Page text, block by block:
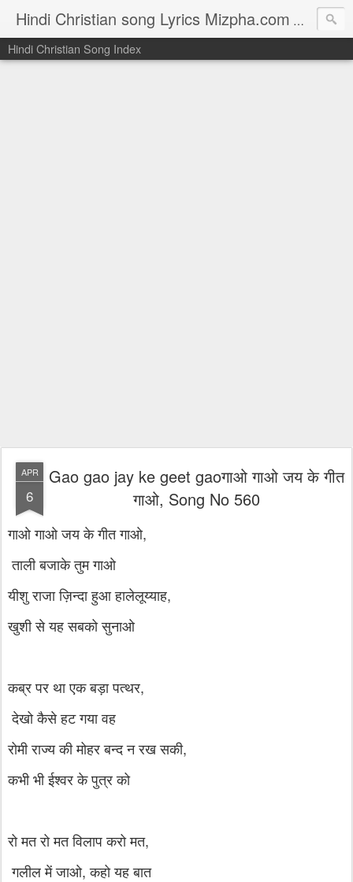
Hindi Christian song Lyrics Mizpha.com Hindi
Hindi Christian Song Index
APR
6
Gao gao jay ke geet gaoगाओ गाओ जय के गीत
गाओ, Song No 560
गाओ गाओ जय के गीत गाओ,
ताली बजाके तुम गाओ
यीशु राजा ज़िन्दा हुआ हालेलूय्याह,
खुशी से यह सबको सुनाओ
कब्र पर था एक बड़ा पत्थर,
देखो कैसे हट गया वह
रोमी राज्य की मोहर बन्द न रख सकी,
कभी भी ईश्वर के पुत्र को
रो मत रो मत विलाप करो मत,
गलील में जाओ, कहो यह बात